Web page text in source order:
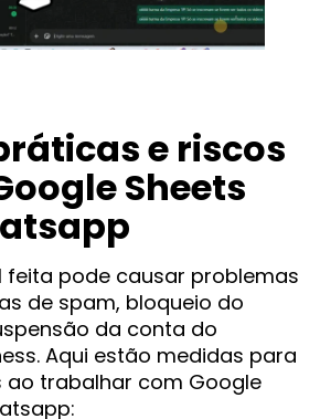
e riscos
Sheets
pode causar problemas
de spam, bloqueio do
da conta do
Aqui estão medidas para
ao trabalhar com Google